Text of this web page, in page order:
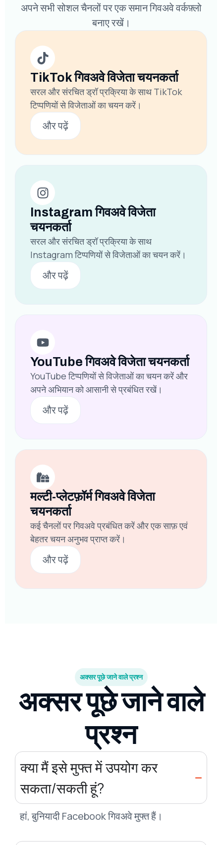
अपने सभी सोशल चैनलों पर एक समान गिवअवे वर्कफ़्लो
बनाए रखें।
TikTok गिवअवे विजेता चयनकर्ता
सरल और संरचित ड्रॉ प्रक्रिया के साथ TikTok
टिप्पणियों से विजेताओं का चयन करें।
और पढ़ें
Instagram गिवअवे विजेता
चयनकर्ता
सरल और संरचित ड्रॉ प्रक्रिया के साथ
Instagram टिप्पणियों से विजेताओं का चयन करें।
और पढ़ें
YouTube गिवअवे विजेता चयनकर्ता
YouTube टिप्पणियों से विजेताओं का चयन करें और
अपने अभियान को आसानी से प्रबंधित रखें।
और पढ़ें
मल्टी-प्लेटफ़ॉर्म गिवअवे विजेता
चयनकर्ता
कई चैनलों पर गिवअवे प्रबंधित करें और एक साफ़ एवं
बेहतर चयन अनुभव प्राप्त करें।
और पढ़ें
अक्सर पूछे जाने वाले प्रश्न
अक्सर पूछे जाने वाले
प्रश्न
क्या मैं इसे मुफ्त में उपयोग कर
सकता/सकती हूं?
हां, बुनियादी Facebook गिवअवे मुफ्त हैं।